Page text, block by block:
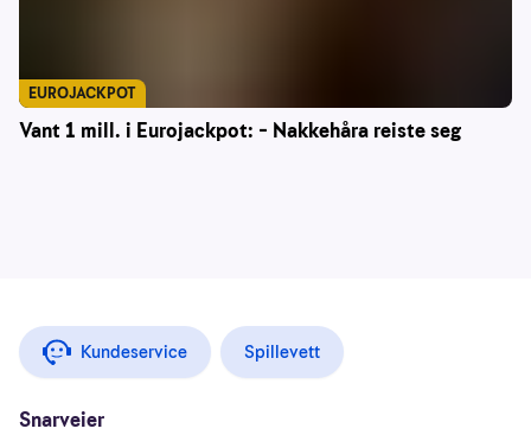
Vant 1 mill. i Eurojackpot: – Nakkehåra reiste seg
EUROJACKPOT
Kundeservice Spillevett
Snarveier